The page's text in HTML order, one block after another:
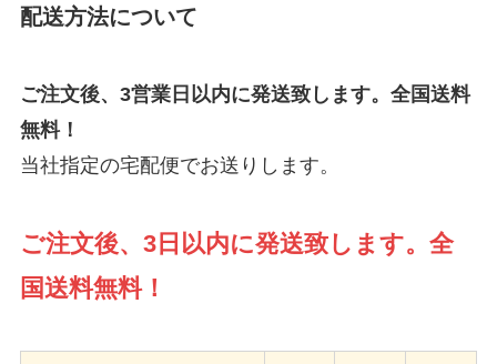
配送方法について
ご注文後、3営業日以内に発送致します。全国送料
無料！
当社指定の宅配便でお送りします。
ご注文後、3日以内に発送致します。全
国送料無料！